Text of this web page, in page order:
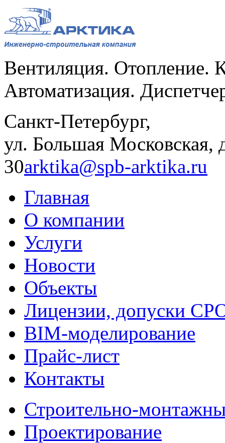
Вентиляция. Отопление.
Автоматизация.
Санкт-Петербург,
ул. Большая Московская,
30arktika@spb-arktika.ru
Главная
О компании
Услуги
Новости
Объекты
Лицензии, допуски
BIM-моделирование
Прайс-лист
Контакты
Строительно-
Проектирование